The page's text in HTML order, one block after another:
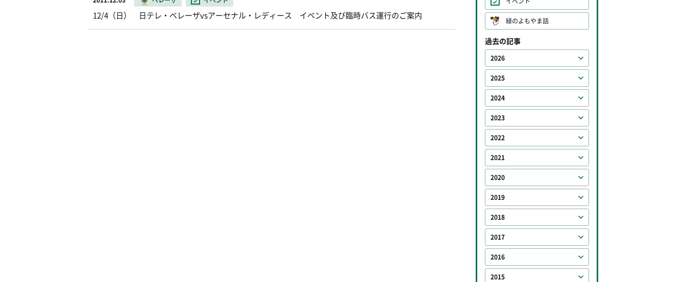
12/4（日） 日テレ・ベレーザvsアーセナル・レディース イベント及び臨時バス運行のご案内 緑のよもやま話
過去の記事
2026
2025
2024
2023
2022
2021
2020
2019
2018
2017
2016
2015